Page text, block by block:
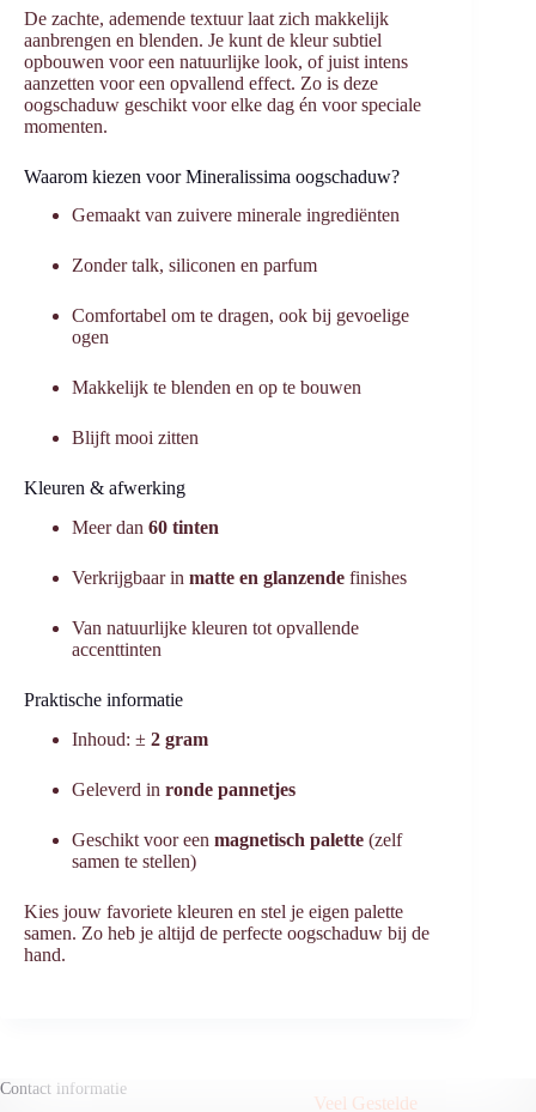
De zachte, ademende textuur laat zich makkelijk
aanbrengen en blenden. Je kunt de kleur subtiel
opbouwen voor een natuurlijke look, of juist intens
aanzetten voor een opvallend effect. Zo is deze
oogschaduw geschikt voor elke dag én voor speciale
momenten.
Waarom kiezen voor Mineralissima oogschaduw?
Gemaakt van zuivere minerale ingrediënten
Zonder talk, siliconen en parfum
Comfortabel om te dragen, ook bij gevoelige
ogen
Makkelijk te blenden en op te bouwen
Blijft mooi zitten
Kleuren & afwerking
Meer dan 60 tinten
Verkrijgbaar in matte en glanzende finishes
Van natuurlijke kleuren tot opvallende
accenttinten
Praktische informatie
Inhoud: ± 2 gram
Geleverd in ronde pannetjes
Geschikt voor een magnetisch palette (zelf
samen te stellen)
Kies jouw favoriete kleuren en stel je eigen palette
samen. Zo heb je altijd de perfecte oogschaduw bij de
hand.
Contact informatie
Veel Gestelde